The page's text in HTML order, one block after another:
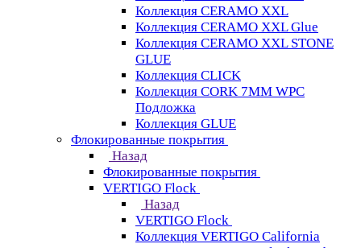
Коллекция CERAMO XXL
Коллекция CERAMO XXL Glue
Коллекция CERAMO XXL STONE
GLUE
Коллекция CLICK
Коллекция CORK 7MM WPC
Подложка
Коллекция GLUE
Флокированные покрытия
Назад
Флокированные покрытия
VERTIGO Flock
Назад
VERTIGO Flock
Коллекция VERTIGO California